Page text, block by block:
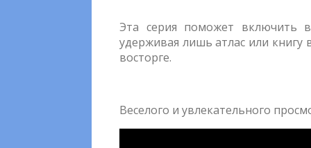
Эта серия поможет
удерживая лишь атлас или
восторге.
Веселого и увлекательного